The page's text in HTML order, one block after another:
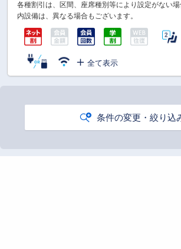
各種割引は、区間、座席種別等により設定がない
内設備は、異なる場合もございます。
全て表示
条件の変更・絞り込